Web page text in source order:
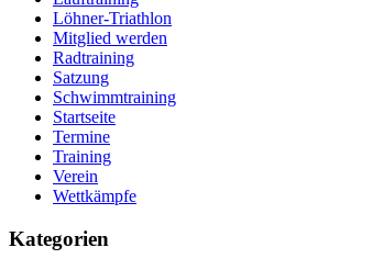
Löhner-Triathlon
Mitglied werden
Radtraining
Satzung
Schwimmtraining
Startseite
Termine
Training
Verein
Wettkämpfe
Kategorien